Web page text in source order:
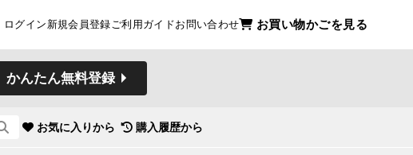
ログイン 新規会員登録ご利用ガイドお問い合わせ お買い物かごを見る
かんたん無料登録
お気に入りから 購入履歴から